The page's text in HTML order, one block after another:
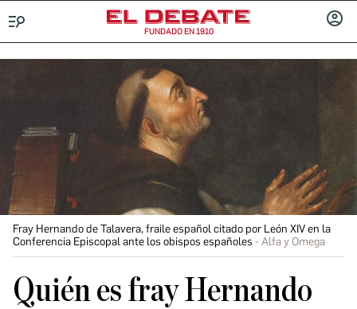
FUNDADO EN 1910
Fray Hernando de Talavera, fraile español citado por León XIV en la
Conferencia Episcopal ante los obispos españoles
Alfa y Omega
Quién es fray Hernando